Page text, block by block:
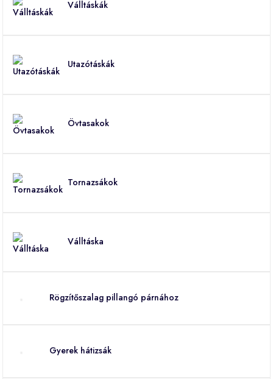
Válltáskák
Utazótáskák
Övtasakok
Tornazsákok
Válltáska
Rögzítőszalag pillangó párnához
Gyerek hátizsák